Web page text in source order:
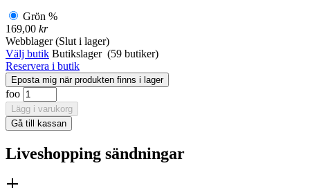
Grön %
169,00 kr
Webblager(Slut i lager)
Välj butik Butikslager(59 butiker)
Reservera i butik
foo
Liveshopping sändningar